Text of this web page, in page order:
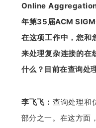
Online
年第35届ACM
在这项工作中，您和
来处理复杂连接的在
什么？目前在查询处
李飞飞： 查询处理和
部分之一。在这方面